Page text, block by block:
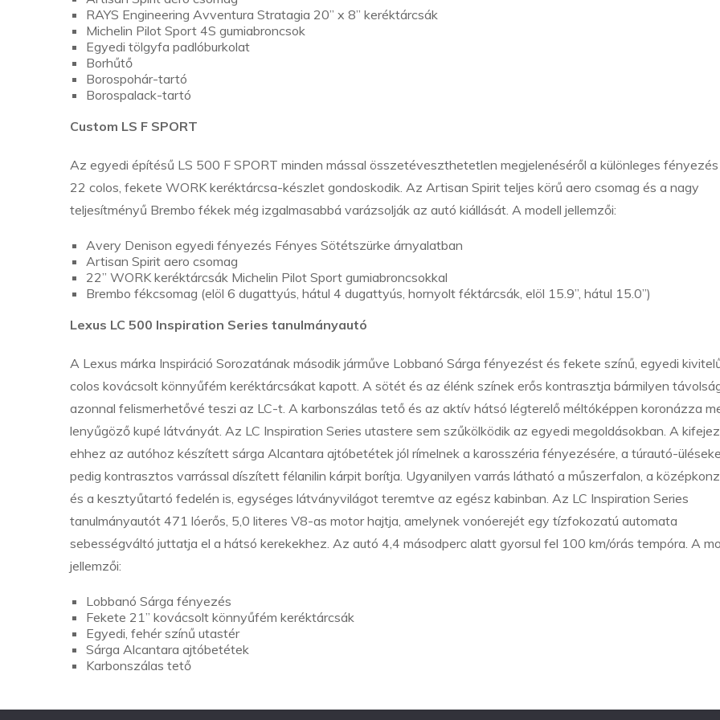
RAYS Engineering Avventura Stratagia 20” x 8” keréktárcsák
Michelin Pilot Sport 4S gumiabroncsok
Egyedi tölgyfa padlóburkolat
Borhűtő
Borospohár-tartó
Borospalack-tartó
Custom LS F SPORT
Az egyedi építésű LS 500 F SPORT minden mással összetéveszthetetlen megjelenéséről a különleges
22 colos, fekete WORK keréktárcsa-készlet gondoskodik. Az Artisan Spirit teljes körű aero csomag és a nagy
teljesítményű Brembo fékek még izgalmasabbá varázsolják az autó kiállását. A modell jellemzői:
Avery Denison egyedi fényezés Fényes Sötétszürke árnyalatban
Artisan Spirit aero csomag
22” WORK keréktárcsák Michelin Pilot Sport gumiabroncsokkal
Brembo fékcsomag (elöl 6 dugattyús, hátul 4 dugattyús, hornyolt féktárcsák, elöl 15.9”, hátul 15.0”)
Lexus LC 500 Inspiration Series tanulmányautó
A Lexus márka Inspiráció Sorozatának második járműve Lobbanó Sárga fényezést és fekete színű, egyedi
colos kovácsolt könnyűfém keréktárcsákat kapott. A sötét és az élénk színek erős kontrasztja bármilyen
azonnal felismerhetővé teszi az LC-t. A karbonszálas tető és az aktív hátsó légterelő méltóképpen koronázza
lenyűgöző kupé látványát. Az LC Inspiration Series utastere sem szűkölködik az egyedi megoldásokban. A
ehhez az autóhoz készített sárga Alcantara ajtóbetétek jól rímelnek a karosszéria fényezésére, a túrautó-
pedig kontrasztos varrással díszített félanilin kárpit borítja. Ugyanilyen varrás látható a műszerfalon, a
és a kesztyűtartó fedelén is, egységes látványvilágot teremtve az egész kabinban. Az LC Inspiration Series
tanulmányautót 471 lóerős, 5,0 literes V8-as motor hajtja, amelynek vonóerejét egy tízfokozatú automata
sebességváltó juttatja el a hátsó kerekekhez. Az autó 4,4 másodperc alatt gyorsul fel 100 km/órás tempóra. A
jellemzői:
Lobbanó Sárga fényezés
Fekete 21” kovácsolt könnyűfém keréktárcsák
Egyedi, fehér színű utastér
Sárga Alcantara ajtóbetétek
Karbonszálas tető